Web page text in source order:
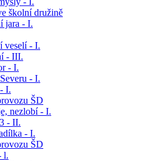
školní družině
jara - I.
veselí - I.
- III.
- I.
- I.
I.
ŠD
nezlobí - I.
- II.
- I.
ŠD
l.